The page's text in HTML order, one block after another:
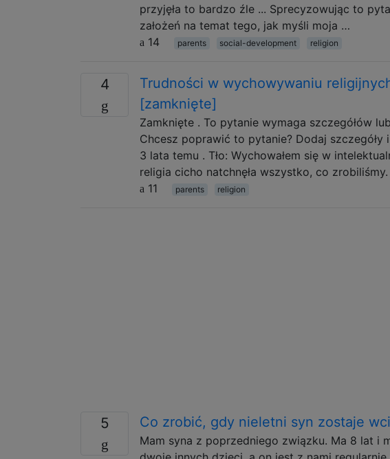
przyjęła to bardzo źle ... Sprecyzowując to
założeń na temat tego, jak myśli moja …
14
parents social-development religion
4
Trudności w wychowywaniu
[zamknięte]
Zamknięte . To pytanie wymaga szczegółów
Chcesz poprawić to pytanie? Dodaj
3 lata temu . Tło: Wychowałem się w
religia cicho natchnęła wszystko, co
11
parents religion
5 Co zrobić, gdy nieletni syn zostaje
Mam syna z poprzedniego związku. Ma 8 lat i